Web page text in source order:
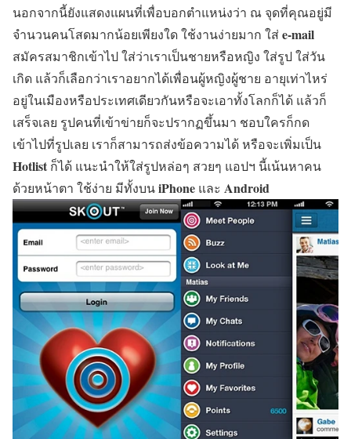
นอกจากนี้ยังแสดงแผนที่เพื่อบอกตำแหน่งว่า ณ จุดที่คุณอยู่มี
จำนวนคนโสดมากน้อยเพียงใด ใช้งานง่ายมาก ใส่e-mail
สมัครสมาชิกเข้าไป ใส่ว่าเราเป็นชายหรือหญิง ใส่รูป ใส่วัน
เกิด แล้วก็เลือกว่าเราอยากได้เพื่อนผู้หญิงผู้ชาย อายุเท่าไหร่
อยู่ในเมืองหรือประเทศเดียวกันหรือจะเอาทั้งโลกก็ได้ แล้วก็
เสร็จเลย รูปคนที่เข้าข่ายก็จะปรากฏขึ้นมา ชอบใครก็กด
เข้าไปที่รูปเลย เราก็สามารถส่งข้อความได้ หรือจะเพิ่มเป็น
Hotlist ก็ได้ แนะนำให้ใส่รูปหล่อๆ สวยๆ แอปฯ นี้เน้นหาคน
ด้วยหน้าตา ใช้ง่าย มีทั้งบนiPhone และ Android